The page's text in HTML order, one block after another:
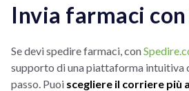
Invia farmaci
Se devi spedire farmaci, con
supporto di una piattaforma intuitiva
passo. Puoi scegliere il corriere più